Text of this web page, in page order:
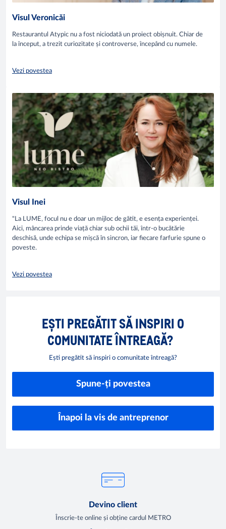
Visul Veronicăi
Restaurantul Atypic nu a fost niciodată un proiect obișnuit. Chiar de
la început, a trezit curiozitate și controverse, începând cu numele.
Vezi povestea
Visul Inei
"La LUME, focul nu e doar un mijloc de gătit, e esența experienței.
Aici, mâncarea prinde viață chiar sub ochii tăi, într-o bucătărie
deschisă, unde echipa se mișcă în sincron, iar fiecare farfurie spune o
poveste.
Vezi povestea
EȘTI PREGĂTIT SĂ INSPIRI O
COMUNITATE ÎNTREAGĂ?
Ești pregătit să inspiri o comunitate întreagă?
Spune-ți povestea
Înapoi la vis de antreprenor
Devino client
Înscrie-te online și obține cardul METRO